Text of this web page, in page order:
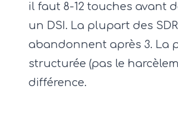
il faut 8-12 touches avant
un DSI. La plupart des SDR
abandonnent après 3. La
structurée (pas le
différence.